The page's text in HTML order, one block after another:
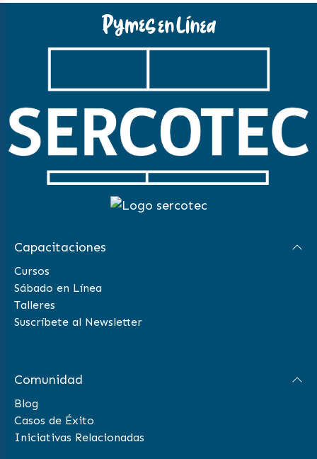
Capacitaciones
Cursos
Sábado en Línea
Talleres
Suscríbete al Newsletter
Comunidad
Blog
Casos de Éxito
Iniciativas Relacionadas